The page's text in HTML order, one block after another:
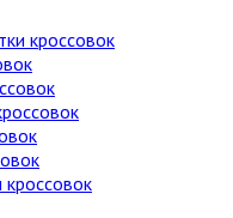
кроссовок